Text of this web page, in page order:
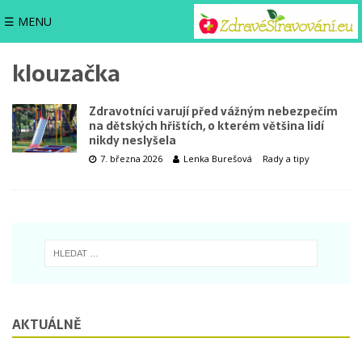
☰ MENU
klouzačka
Zdravotníci varují před vážným nebezpečím
na dětských hřištích, o kterém většina lidí
nikdy neslyšela
7. března 2026 Lenka Burešová Rady a tipy
AKTUÁLNĚ